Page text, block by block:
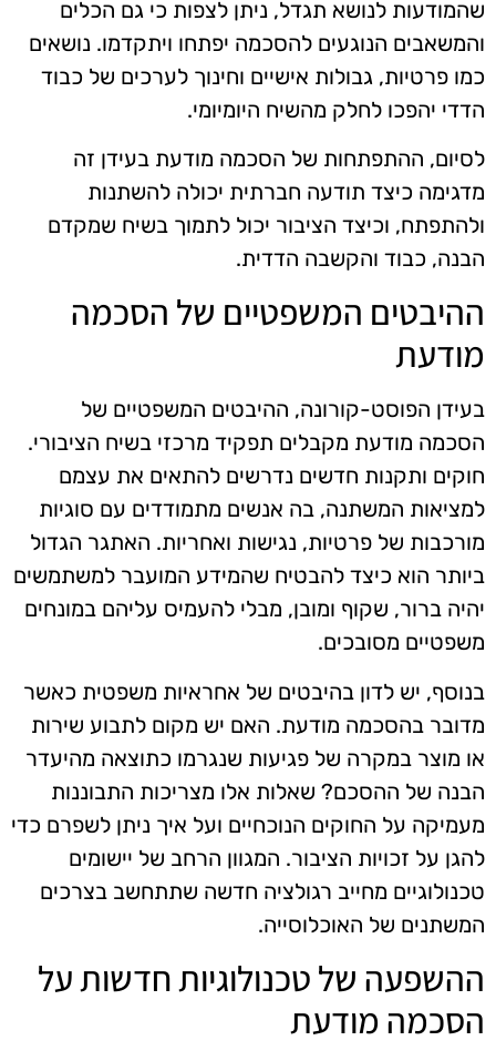
שהמודעות לנושא תגדל, ניתן לצפות כי גם הכלים
והמשאבים הנוגעים להסכמה יפתחו ויתקדמו. נושאים
כמו פרטיות, גבולות אישיים וחינוך לערכים של כבוד
הדדי יהפכו לחלק מהשיח היומיומי.
לסיום, ההתפתחות של הסכמה מודעת בעידן זה
מדגימה כיצד תודעה חברתית יכולה להשתנות
ולהתפתח, וכיצד הציבור יכול לתמוך בשיח שמקדם
הבנה, כבוד והקשבה הדדית.
ההיבטים המשפטיים של הסכמה
מודעת
בעידן הפוסט-קורונה, ההיבטים המשפטיים של
הסכמה מודעת מקבלים תפקיד מרכזי בשיח הציבורי.
חוקים ותקנות חדשים נדרשים להתאים את עצמם
למציאות המשתנה, בה אנשים מתמודדים עם סוגיות
מורכבות של פרטיות, נגישות ואחריות. האתגר הגדול
ביותר הוא כיצד להבטיח שהמידע המועבר למשתמשים
יהיה ברור, שקוף ומובן, מבלי להעמיס עליהם במונחים
משפטיים מסובכים.
בנוסף, יש לדון בהיבטים של אחראיות משפטית כאשר
מדובר בהסכמה מודעת. האם יש מקום לתבוע שירות
או מוצר במקרה של פגיעות שנגרמו כתוצאה מהיעדר
הבנה של ההסכם? שאלות אלו מצריכות התבוננות
מעמיקה על החוקים הנוכחיים ועל איך ניתן לשפרם כדי
להגן על זכויות הציבור. המגוון הרחב של יישומים
טכנולוגיים מחייב רגולציה חדשה שתתחשב בצרכים
המשתנים של האוכלוסייה.
ההשפעה של טכנולוגיות חדשות על
הסכמה מודעת